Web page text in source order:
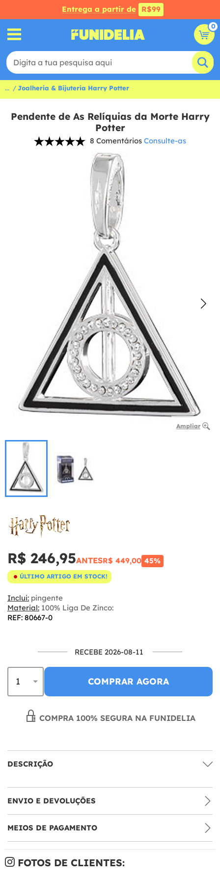
Entrega a partir de R$99
0
... Joalheria & Bijuteria Harry Potter
Pendente de As Relíquias da Morte Harry
Potter
8 Comentários Consulte-as
Ampliar
R$ 246,95ANTESR$ 449,00 45%
ÚLTIMO ARTIGO EM STOCK!
Inclui: pingente
Material: 100% Liga De Zinco:
REF: 80667-0
RECEBE 2026-08-11
COMPRAR AGORA
COMPRA 100% SEGURA NA FUNIDELIA
DESCRIÇÃO
ENVIO E DEVOLUÇÕES
MEIOS DE PAGAMENTO
FOTOS DE CLIENTES: